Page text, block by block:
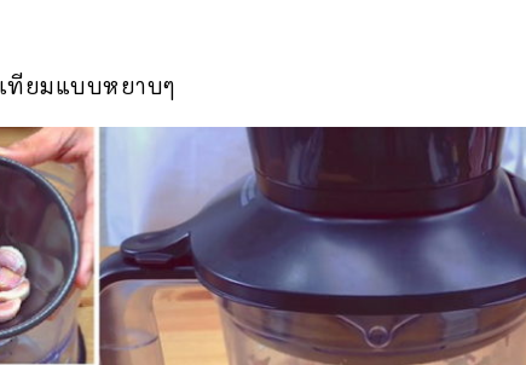
ทียมแบบหยาบๆ